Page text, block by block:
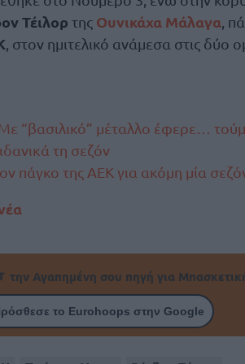
Τέιλορ της Ουνικάχα Μάλαγα,
, στον ημιτελικό ανάμεσα στις δύο
“βασιλικό” μέταλλο έφερε…
τη σεζόν
πάγκο της ΑΕΚ για ακόμη μία
την Αγαπημένη σου πηγή για
το Eurohoops στην Google